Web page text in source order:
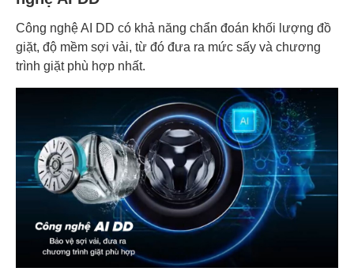
Công nghệ AI DD có khả năng chẩn đoán khối lượng đồ
giặt, độ mềm sợi vải, từ đó đưa ra mức sấy và chương
trình giặt phù hợp nhất.